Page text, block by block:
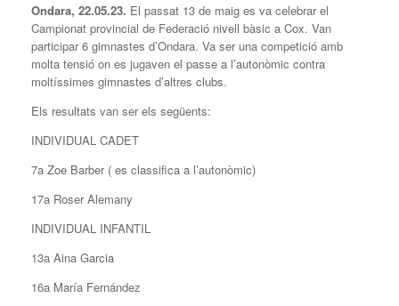
Ondara, 22.05.23. El passat 13 de maig es va celebrar el
Campionat provincial de Federació nivell bàsic a Cox. Van
participar 6 gimnastes d’Ondara. Va ser una competició amb
molta tensió on es jugaven el passe a l’autonòmic contra
moltíssimes gimnastes d’altres clubs.
Els resultats van ser els següents:
INDIVIDUAL CADET
7a Zoe Barber ( es classifica a l’autonòmic)
17a Roser Alemany
INDIVIDUAL INFANTIL
13a Aina Garcia
16a María Fernández